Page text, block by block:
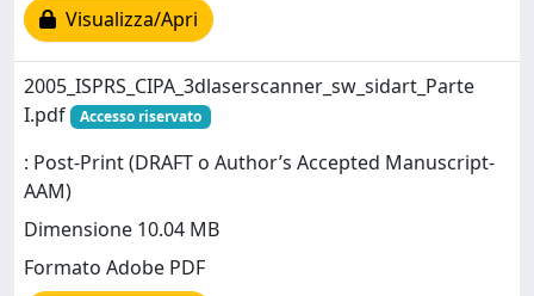
Visualizza/Apri
2005_ISPRS_CIPA_3dlaserscanner_sw_sidart_Parte
I.pdf
Accesso riservato
: Post-Print (DRAFT o Author’s Accepted Manuscript-
AAM)
Dimensione 10.04 MB
Formato Adobe PDF